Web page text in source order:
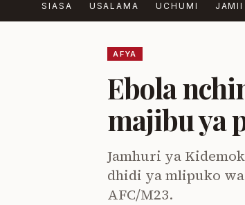
SIASA USALAMA UCHUMI JAMII
AFYA
Ebola
majibu ya
Jamhuri ya
dhidi ya mlipuko
AFC/M23.